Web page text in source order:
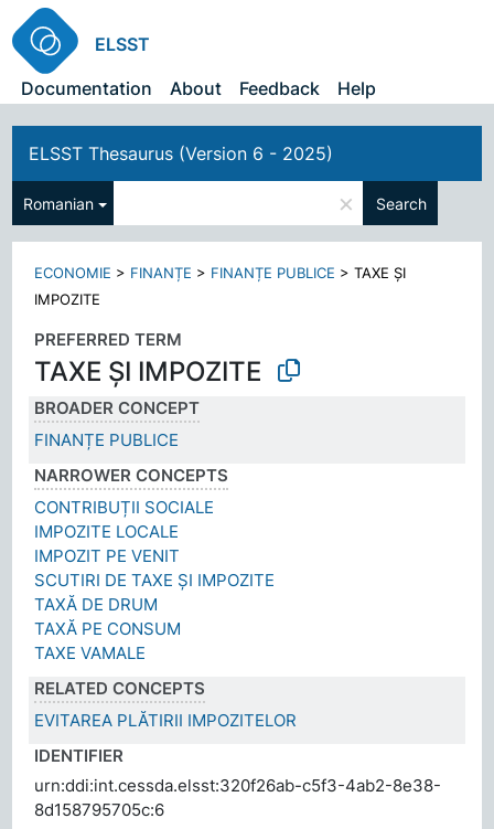
ELSST
Documentation
About Feedback Help
ELSST Thesaurus (Version 6 - 2025)
Romanian × Search
ECONOMIE > FINANȚE > FINANȚE PUBLICE >TAXE ȘI
IMPOZITE
PREFERRED TERM
TAXE ȘI IMPOZITE
BROADER CONCEPT
FINANȚE PUBLICE
NARROWER CONCEPTS
CONTRIBUȚII SOCIALE
IMPOZITE LOCALE
IMPOZIT PE VENIT
SCUTIRI DE TAXE ȘI IMPOZITE
TAXĂ DE DRUM
TAXĂ PE CONSUM
TAXE VAMALE
RELATED CONCEPTS
EVITAREA PLĂTIRII IMPOZITELOR
IDENTIFIER
urn:ddi:int.cessda.elsst:320f26ab-c5f3-4ab2-8e38-
8d158795705c:6